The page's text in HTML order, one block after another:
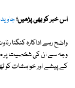
اس خبر کو بھی پڑھیں؛
واضح رہے اداکارہ کنگنا
وجہ سے ان کی شخصیت پر
کے پیشے اور خواہشات کو